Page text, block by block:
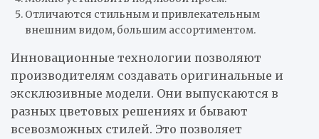
Отличаются стильным и привлекательным
внешним видом, большим ассортиментом.
Инновационные технологии позволяют
производителям создавать оригинальные и
эксклюзивные модели. Они выпускаются в
разных цветовых решениях и бывают
всевозможных стилей. Это позволяет